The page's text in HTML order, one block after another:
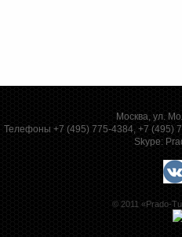
Москва, ул.
Телефоны +7 (495) 775-4384, +7 (495)
Skype:
© 2011 «Prado-